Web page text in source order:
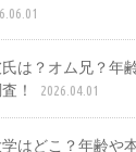
は？オム兄？年
！
2026.04.01
はどこ？年齢や